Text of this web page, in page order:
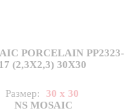
PORCELAIN PP2323-
17 (2,3X2,3) 30X30
Размер:
30 x 30
NS MOSAIC